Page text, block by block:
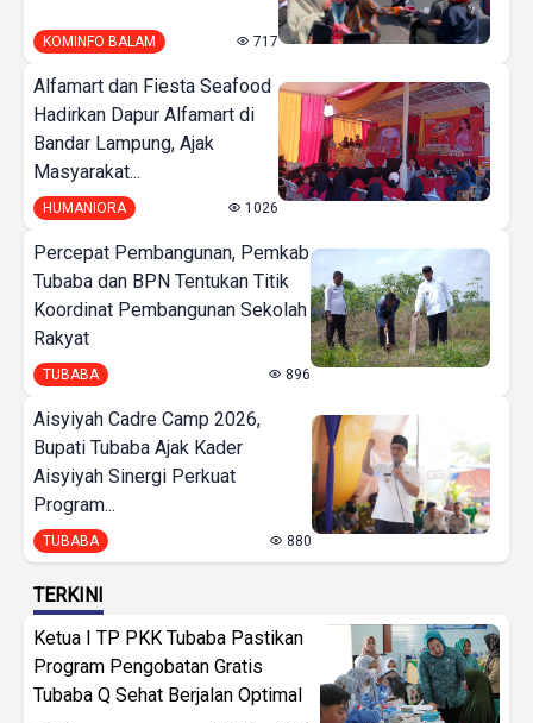
KOMINFO BALAM 717
Alfamart dan Fiesta Seafood
Hadirkan Dapur Alfamart di
Bandar Lampung, Ajak
Masyarakat...
HUMANIORA 1026
Percepat Pembangunan, Pemkab
Tubaba dan BPN Tentukan Titik
Koordinat Pembangunan Sekolah
Rakyat
TUBABA 896
Aisyiyah Cadre Camp 2026,
Bupati Tubaba Ajak Kader
Aisyiyah Sinergi Perkuat
Program...
TUBABA 880
TERKINI
Ketua I TP PKK Tubaba Pastikan
Program Pengobatan Gratis
Tubaba Q Sehat Berjalan Optimal